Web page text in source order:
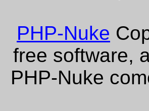
PHP-Nuke
free software,
PHP-Nuke